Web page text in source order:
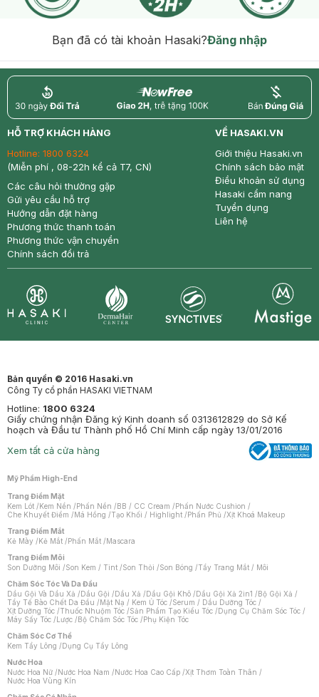
Bạn đã có tài khoản Hasaki?Đăng nhập
return nowfree price
HỖ TRỢ KHÁCH HÀNG
Hotline: 1800 6324
(Miễn phí , 08-22h kể cả T7, CN)
Các câu hỏi thường gặp
Gửi yêu cầu hỗ trợ
Hướng dẫn đặt hàng
Phương thức thanh toán
Phương thức vận chuyển
Chính sách đổi trả
VỀ HASAKI.VN
Giới thiệu Hasaki.vn
Chính sách bảo mật
Điều khoản sử dụng
Hasaki cẩm nang
Tuyển dụng
Liên hệ
Bản quyền © 2016 Hasaki.vn
Công Ty cổ phần HASAKI VIETNAM
Hotline: 1800 6324
Giấy chứng nhận Đăng ký Kinh doanh số 0313612829 do Sở Kế
hoạch và Đầu tư Thành phố Hồ Chí Minh cấp ngày 13/01/2016
Xem tất cả cửa hàng
Mỹ Phẩm High-End
Trang Điểm Mặt
Kem Lót / Kem Nền / Phấn Nền / BB / CC Cream / Phấn Nước Cushion /
Che Khuyết Điểm / Má Hồng /Tạo Khối / Highlight / Phấn Phủ /Xịt Khoá Makeup
Trang Điểm Mắt
Kẻ Mày / Kẻ Mắt / Phấn Mắt / Mascara
Trang Điểm Môi
Son Dưỡng Môi /Son Kem / Tint /Son Thỏi /Son Bóng /Tẩy Trang Mắt / Môi
Chăm Sóc Tóc Và Da Đầu
Dầu Gội Và Dầu Xả / Dầu Gội / Dầu Xả / Dầu Gội Khô / Dầu Gội Xả 2in1 / Bộ Gội Xả /
Tẩy Tế Bào Chết Da Đầu / Mặt Nạ / Kem Ủ Tóc /Serum / Dầu Dưỡng Tóc /
Xịt Dưỡng Tóc /Thuốc Nhuộm Tóc /Sản Phẩm Tạo Kiểu Tóc / Dụng Cụ Chăm Sóc Tóc /
Máy Sấy Tóc / Lược / Bộ Chăm Sóc Tóc / Phụ Kiện Tóc
Chăm Sóc Cơ Thể
Kem Tẩy Lông / Dụng Cụ Tẩy Lông
Nước Hoa
Nước Hoa Nữ / Nước Hoa Nam / Nước Hoa Cao Cấp /Xịt Thơm Toàn Thân /
Nước Hoa Vùng Kín